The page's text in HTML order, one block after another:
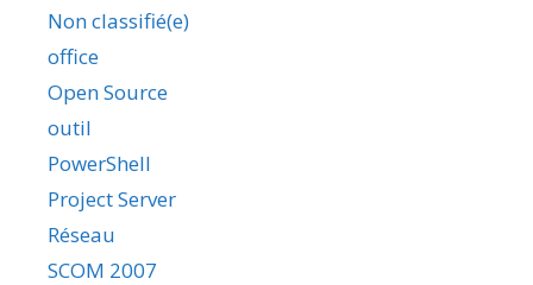
Non classifié(e)
office
Open Source
outil
PowerShell
Project Server
Réseau
SCOM 2007